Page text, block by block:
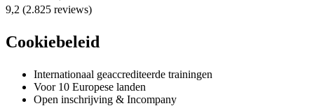
9,2 (2.825 reviews)
Cookiebeleid
Internationaal geaccrediteerde trainingen
Voor 10 Europese landen
Open inschrijving & Incompany